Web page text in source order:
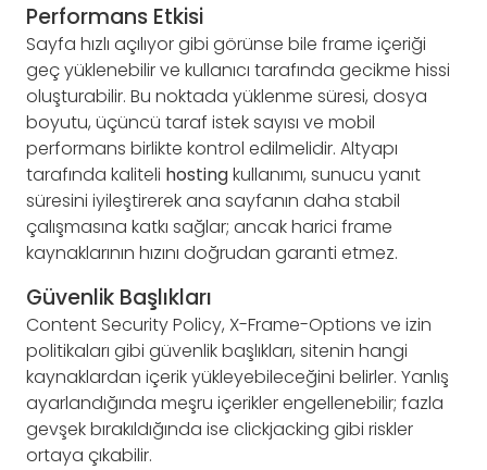
Performans Etkisi
Sayfa hızlı açılıyor gibi görünse bile frame içeriği
geç yüklenebilir ve kullanıcı tarafında gecikme hissi
oluşturabilir. Bu noktada yüklenme süresi, dosya
boyutu, üçüncü taraf istek sayısı ve mobil
performans birlikte kontrol edilmelidir. Altyapı
tarafında kaliteli hostingkullanımı, sunucu yanıt
süresini iyileştirerek ana sayfanın daha stabil
çalışmasına katkı sağlar; ancak harici frame
kaynaklarının hızını doğrudan garanti etmez.
Güvenlik Başlıkları
Content Security Policy, X-Frame-Options ve izin
politikaları gibi güvenlik başlıkları, sitenin hangi
kaynaklardan içerik yükleyebileceğini belirler. Yanlış
ayarlandığında meşru içerikler engellenebilir; fazla
gevşek bırakıldığında ise clickjacking gibi riskler
ortaya çıkabilir.